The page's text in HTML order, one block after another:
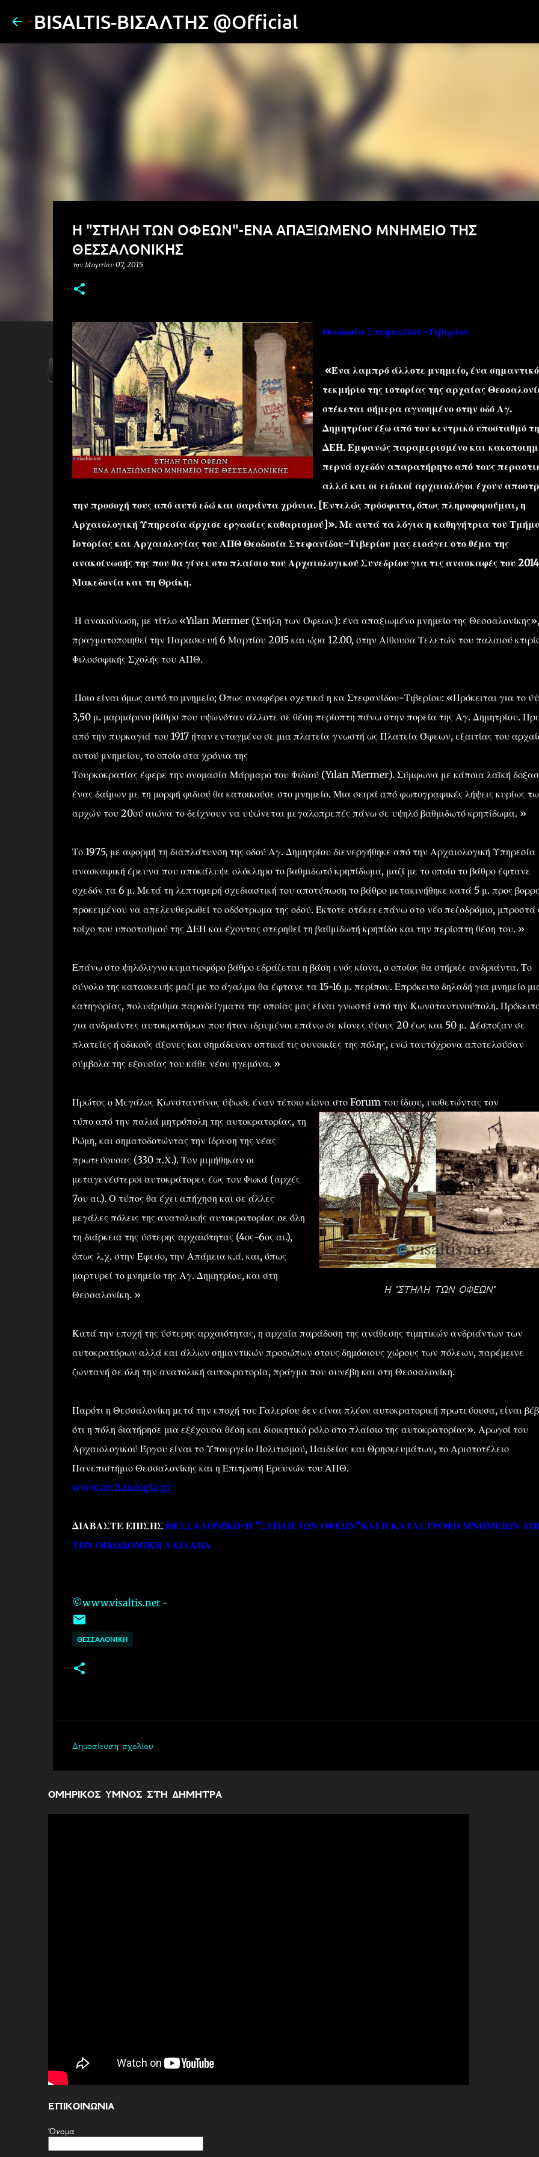
BISALTIS-ΒΙΣΑΛΤΗΣ @Official
ΑΡΧΙΚΗ YOUTUBE FACEBOOK ''ΜΑΓΕΜΕΝΕΣ'' /PROJECT ΣΧΕΤΙΚΑ/ABOUT
Η "ΣΤΗΛΗ ΤΩΝ ΟΦΕΩΝ"-ΕΝΑ ΑΠΑΞΙΩΜΕΝΟ ΜΝΗΜΕΙΟ ΤΗΣ
ΘΕΣΣΑΛΟΝΙΚΗΣ
την Μαρτίου 07, 2015
Θεοδοσία Στεφανίδου-Τιβερίου
«Ένα λαμπρό άλλοτε μνημείο, ένα σημαντικό
τεκμήριο της ιστορίας της αρχαίας
στέκεται σήμερα αγνοημένο στην οδό Αγ.
Δημητρίου έξω από τον κεντρικό υποσταθμό
ΔΕΗ. Εμφανώς παραμερισμένο και
περνά σχεδόν απαρατήρητο από τους
αλλά και οι ειδικοί αρχαιολόγοι έχουν
την προσοχή τους από αυτό εδώ και σαράντα χρόνια. [Εντελώς πρόσφατα, όπως πληροφορούμαι, η
Αρχαιολογική Υπηρεσία άρχισε εργασίες καθαρισμού]». Με αυτά τα λόγια η καθηγήτρια του
Ιστορίας και Αρχαιολογίας του ΑΠΘ Θεοδοσία Στεφανίδου-Τιβερίου μας εισάγει στο θέμα της
ανακοίνωσής της που θα γίνει στο πλαίσιο του Αρχαιολογικού Συνεδρίου για τις ανασκαφές του
Μακεδονία και τη Θράκη.
Η ανακοίνωση, με τίτλο «Yılan Mermer (Στήλη των Όφεων): ένα απαξιωμένο μνημείο της
πραγματοποιηθεί την Παρασκευή 6 Μαρτίου 2015 και ώρα 12.00, στην Αίθουσα Τελετών του παλαιού
Φιλοσοφικής Σχολής του ΑΠΘ.
Ποιο είναι όμως αυτό το μνημείο; Όπως αναφέρει σχετικά η κα Στεφανίδου-Τιβερίου: «Πρόκειται για το
3,50 μ. μαρμάρινο βάθρο που υψωνόταν άλλοτε σε θέση περίοπτη πάνω στην πορεία της Αγ. Δημητρίου.
από την πυρκαγιά του 1917 ήταν ενταγμένο σε μια πλατεία γνωστή ως Πλατεία Όφεων, εξαιτίας του
αυτού μνημείου, το οποίο στα χρόνια της
Τουρκοκρατίας έφερε την ονομασία Μάρμαρο του Φιδιού (Yılan Mermer). Σύμφωνα με κάποια λαϊκή
ένας δαίμων με τη μορφή φιδιού θα κατοικούσε στο μνημείο. Μια σειρά από φωτογραφικές λήψεις κυρίως
αρχών του 20ού αιώνα το δείχνουν να υψώνεται μεγαλοπρεπές πάνω σε υψηλό βαθμιδωτό κρηπίδωμα. »
Το 1975, με αφορμή τη διαπλάτυνση της οδού Αγ. Δημητρίου διενεργήθηκε από την Αρχαιολογική Υπηρεσία
ανασκαφική έρευνα που αποκάλυψε ολόκληρο το βαθμιδωτό κρηπίδωμα, μαζί με το οποίο το βάθρο έφτανε
σχεδόν τα 6 μ. Μετά τη λεπτομερή σχεδιαστική του αποτύπωση το βάθρο μετακινήθηκε κατά 5 μ. προς
προκειμένου να απελευθερωθεί το οδόστρωμα της οδού. Έκτοτε στέκει επάνω στο νέο πεζοδρόμιο, μπροστά
τοίχο του υποσταθμού της ΔΕΗ και έχοντας στερηθεί τη βαθμιδωτή κρηπίδα και την περίοπτη θέση του. »
Επάνω στο ψηλόλιγνο κυματιοφόρο βάθρο εδράζεται η βάση ενός κίονα, ο οποίος θα στήριζε ανδριάντα. Το
σύνολο της κατασκευής μαζί με το άγαλμα θα έφτανε τα 15-16 μ. περίπου. Επρόκειτο δηλαδή για μνημείο
κατηγορίας, πολυάριθμα παραδείγματα της οποίας μας είναι γνωστά από την Κωνσταντινούπολη.
για ανδριάντες αυτοκρατόρων που ήταν ιδρυμένοι επάνω σε κίονες ύψους 20 έως και 50 μ. Δέσποζαν σε
πλατείες ή οδικούς άξονες και σημάδευαν οπτικά τις συνοικίες της πόλης, ενώ ταυτόχρονα αποτελούσαν
σύμβολα της εξουσίας του κάθε νέου ηγεμόνα. »
Πρώτος ο Μεγάλος Κωνσταντίνος ύψωσε έναν τέτοιο κίονα στο Forum του ίδιου, υιοθετώντας τον
Η "ΣΤΗΛΗ ΤΩΝ ΟΦΕΩΝ"
τύπο από την παλιά μητρόπολη της αυτοκρατορίας, τη
Ρώμη, και σηματοδοτώντας την ίδρυση της νέας
πρωτεύουσας (330 π.Χ.). Τον μιμήθηκαν οι
μεταγενέστεροι αυτοκράτορες έως τον Φωκά (αρχές
7ου αι.). Ο τύπος θα έχει απήχηση και σε άλλες
μεγάλες πόλεις της ανατολικής αυτοκρατορίας σε όλη
τη διάρκεια της ύστερης αρχαιότητας (4ος-6ος αι.),
όπως λ.χ. στην Έφεσο, την Απάμεια κ.ά. και, όπως
μαρτυρεί το μνημείο της Αγ. Δημητρίου, και στη
Θεσσαλονίκη. »
Κατά την εποχή της ύστερης αρχαιότητας, η αρχαία παράδοση της ανάθεσης τιμητικών ανδριάντων των
αυτοκρατόρων αλλά και άλλων σημαντικών προσώπων στους δημόσιους χώρους των πόλεων, παρέμεινε
ζωντανή σε όλη την ανατολική αυτοκρατορία, πράγμα που συνέβη και στη Θεσσαλονίκη.
Παρότι η Θεσσαλονίκη μετά την εποχή του Γαλερίου δεν είναι πλέον αυτοκρατορική πρωτεύουσα, είναι
ότι η πόλη διατήρησε μια εξέχουσα θέση και διοικητικό ρόλο στο πλαίσιο της αυτοκρατορίας». Αρωγοί του
Αρχαιολογικού Έργου είναι το Υπουργείο Πολιτισμού, Παιδείας και Θρησκευμάτων, το Αριστοτέλειο
Πανεπιστήμιο Θεσσαλονίκης και η Επιτροπή Ερευνών του ΑΠΘ.
www.archaiologia.gr
ΔΙΑΒΑΣΤΕ ΕΠΙΣΗΣ:ΘΕΣΣΑΛΟΝΙΚΗ-Η "ΣΤΗΛΗ ΤΩΝ ΟΦΕΩΝ"ΚΑΙ Η ΚΑΤΑΣΤΡΟΦΗ ΜΝΗΜΕΙΩΝ
ΤΗΝ ΟΙΚΟΔΟΜΙΚΗ ΛΑΙΛΑΠΑ
©www.visaltis.net -
ΘΕΣΣΑΛΟΝΙΚΗ
ό
Δημοσίευση σχολίου
ΟΜΗΡΙΚΟΣ ΥΜΝΟΣ ΣΤΗ ΔΗΜΗΤΡΑ
ΕΠΙΚΟΙΝΩΝΙΑ
Όνομα